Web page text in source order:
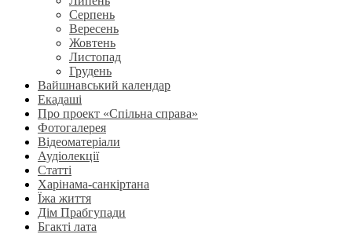
Серпень
Вересень
Жовтень
Листопад
Грудень
Вайшнавський календар
Екадаші
Про проект «Спільна справа»
Фотогалерея
Відеоматеріали
Аудіолекції
Статті
Харінама-санкіртана
Їжа життя
Дім Прабгупади
Бгакті лата